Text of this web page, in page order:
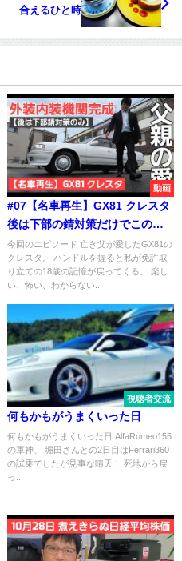
合えるひと時
動画
#07【名車再生】GX81 クレスタ
後は下部の錆対策だけでこのク
ルマは名車に戻ります！今こそ
父の愛を取り戻せ！！
今回のエピソード 亡き父が愛したGX81の
クレスタ。 ハンドルを握ると私が免許取
り立ての18歳の記憶が戻ってくる。 楽し
い、怖い、わからない...
視聴者交流
何もかもがうまくいった日
何もかもがうまくいった日 AlfaRomeo155
の軍神、 堀田さんとの2日目はFerrari360
の試乗でしたが見事な晴天！ 死地から戻
っ...